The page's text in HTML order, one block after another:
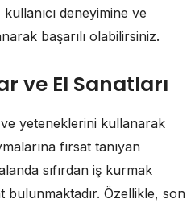
deneyimine ve
başarılı olabilirsiniz.
ve El Sanatları
yeteneklerini kullanarak
fırsat tanıyan
sıfırdan iş kurmak
bulunmaktadır. Özellikle, son